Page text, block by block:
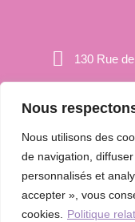
Nous
Nous utilisons des
de navigation,
personnalisés et
accepter », vous
cookies.
Politique
130 Rue
© 2025